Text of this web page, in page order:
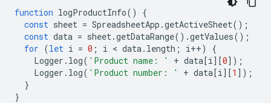
function logProductInfo()
{
const sheet = SpreadsheetApp .getActiveSheet();
const data = sheet.getDataRange().getValues();
for (let i = 0 ; i < data. length ; i++)
{
Logger . log( 'Product name: ' + data[i][0]);
Logger . log( 'Product number: ' + data[i][1 ]);
}
}